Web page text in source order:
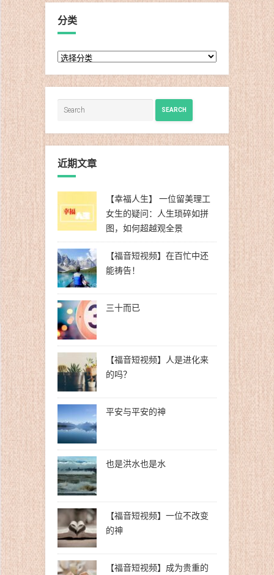
分类
分
SEARCH
近期文章
【幸福人生】 一位留美理工
女生的疑问：人生琐碎如拼
图，如何超越观全景
【福音短视频】在百忙中还
能祷告！
三十而已
【福音短视频】人是进化来
的吗？
平安与平安的神
也是洪水也是水
【福音短视频】一位不改变
的神
【福音短视频】成为贵重的